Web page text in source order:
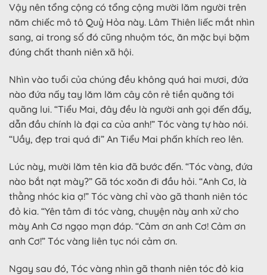
Vậy nên tổng cộng có tổng cộng mười lăm người trên
năm chiếc mô tô Quỷ Hỏa này. Lâm Thiên liếc mắt nhìn
sang, ai trong số đó cũng nhuộm tóc, ăn mặc bụi bặm
đúng chất thanh niên xã hội.
Nhìn vào tuổi của chúng đều không quá hai mươi, đứa
nào đứa nấy tay lăm lăm cây côn rẻ tiền quăng tới
quãng lui. “Tiểu Mai, đây đều là người anh gọi đến đấy,
dẫn đầu chính là đại ca của anh!” Tóc vàng tự hào nói.
“Uầy, đẹp trai quá đi” An Tiểu Mai phấn khích reo lên.
Lúc này, mười lăm tên kia đã bước đến. “Tóc vàng, đứa
nào bắt nạt mày?” Gã tóc xoăn đi đầu hỏi. “Anh Cơ, là
thằng nhóc kia ạ!” Tóc vàng chỉ vào gã thanh niên tóc
đỏ kia. “Yên tâm đi tóc vàng, chuyện này anh xử cho
mày Anh Cơ ngạo mạn đáp. “Cảm ơn anh Cơ! Cảm ơn
anh Cơ!” Tóc vàng liên tục nói cảm ơn.
Ngay sau đó, Tóc vàng nhìn gã thanh niên tóc đỏ kia